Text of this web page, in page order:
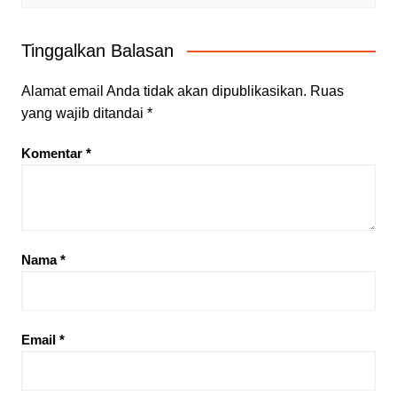
Tinggalkan Balasan
Alamat email Anda tidak akan dipublikasikan. Ruas
yang wajib ditandai *
Komentar *
Nama*
Email *